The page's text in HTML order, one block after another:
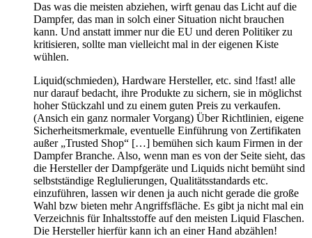
Das was die meisten abziehen, wirft genau das Licht auf die
Dampfer, das man in solch einer Situation nicht brauchen
kann. Und anstatt immer nur die EU und deren Politiker zu
kritisieren, sollte man vielleicht mal in der eigenen Kiste
wühlen.
Liquid(schmieden), Hardware Hersteller, etc. sind !fast! alle
nur darauf bedacht, ihre Produkte zu sichern, sie in möglichst
hoher Stückzahl und zu einem guten Preis zu verkaufen.
(Ansich ein ganz normaler Vorgang) Über Richtlinien, eigene
Sicherheitsmerkmale, eventuelle Einführung von Zertifikaten
außer „Trusted Shop“ […] bemühen sich kaum Firmen in der
Dampfer Branche. Also, wenn man es von der Seite sieht, das
die Hersteller der Dampfgeräte und Liquids nicht bemüht sind
selbstständige Reglulierungen, Qualitätsstandards etc.
einzuführen, lassen wir denen ja auch nicht gerade die große
Wahl bzw bieten mehr Angriffsfläche. Es gibt ja nicht mal ein
Verzeichnis für Inhaltsstoffe auf den meisten Liquid Flaschen.
Die Hersteller hierfür kann ich an einer Hand abzählen!